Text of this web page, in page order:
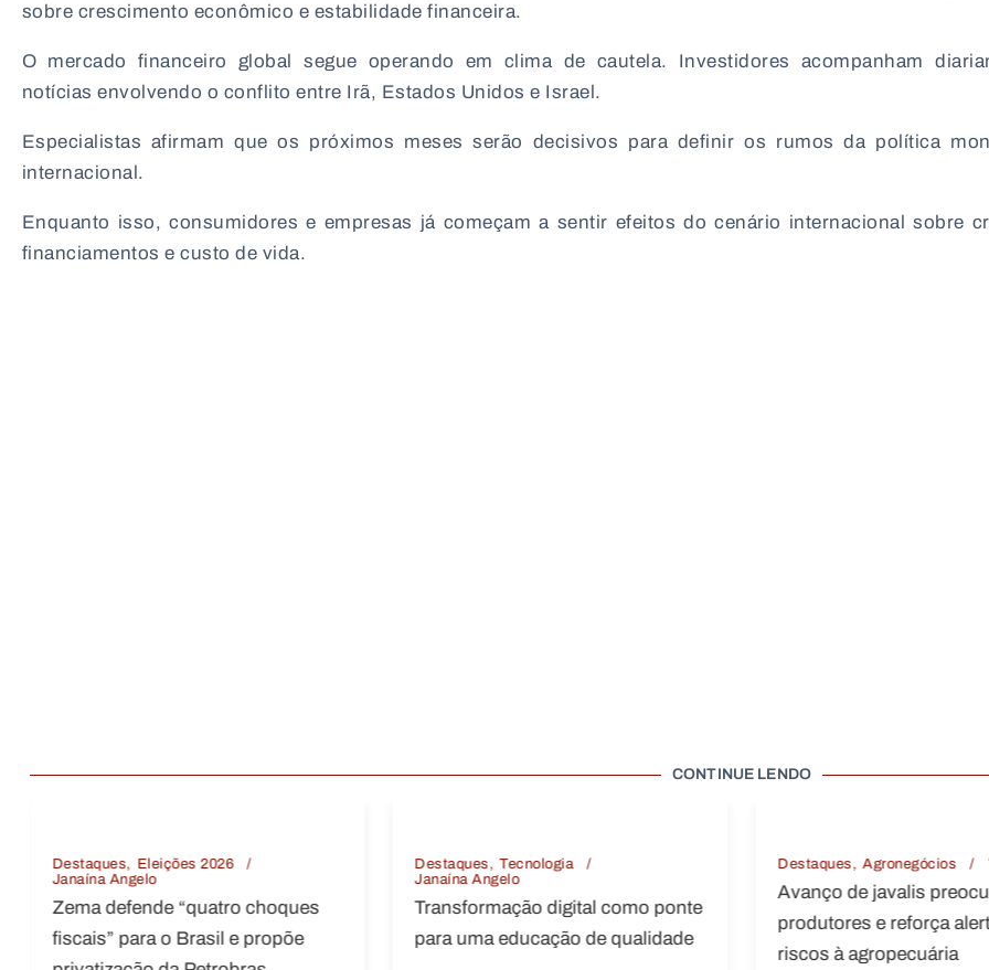
sobre crescimento econômico e estabilidade financeira.
O mercado financeiro global segue operando em clima de cautela. Investidores acompanham
notícias envolvendo o conflito entre Irã, Estados Unidos e Israel.
Especialistas afirmam que os próximos meses serão decisivos para definir os rumos da política
internacional.
Enquanto isso, consumidores e empresas já começam a sentir efeitos do cenário internacional sobre
financiamentos e custo de vida.
CONTINUE LENDO
Destaques
Tecnologia
Janaína Angelo
Transformação digital como ponte
para uma educação de qualidade
Destaques Agronegócios
Avanço de javalis preocupa
produtores e reforça alerta para
riscos à agropecuária
Destaques Meio
Remoção de
para
de Mata